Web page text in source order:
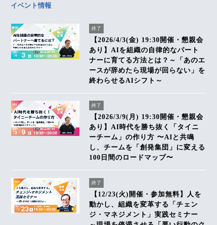
イベント情報
終了
【2026/4/3(金) 19:30開催・懇親会
あり】AIを組織の自律的なパート
ナーに育てる方法とは？～「あのエ
ースが辞めたら現場が回らない」を
終わらせるAIシフト～
終了
【2026/3/9(月) 19:30開催・懇親会
あり】AI時代を勝ち抜く「タイニ
ーチーム」の作り方 〜AIと共鳴
し、チームを「創発集団」に変える
100日間のロードマップ〜
終了
【12/23(火)開催・参加無料】人を
動かし、組織を変革する「チェン
ジ・マネジメント」実践セミナー